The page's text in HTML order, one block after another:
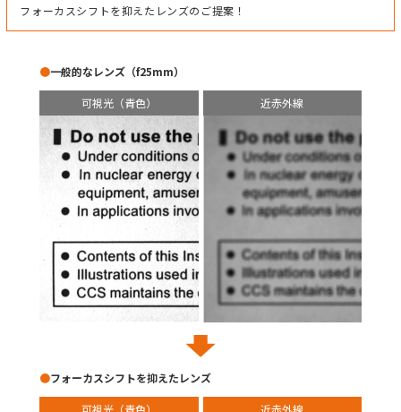
フォーカスシフトを抑えたレンズのご提案！
一般的なレンズ（f25mm）
可視光（青色） 近赤外線
フォーカスシフトを抑えたレンズ
可視光（青色） 近赤外線